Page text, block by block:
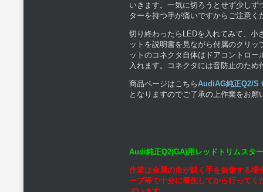
いきます。一気に切ろうとせず少し
ターを持つ手が痛いですからご注意く
切り終わったらLEDを入れてみて、小
ットを説明書を見ながら付属のクリ
ットのコネクタ自体はドアコントロ
入れます。コネクタには音防止のた
商品ページはこちらAudiAG純正Q2/S
となりますのでご了承の上作業をお願
Audi純正Q2(GA)用レッドトリムスタ
作業は金属の角が鋭く手を負傷する
ープ等で十分に養生してから行って